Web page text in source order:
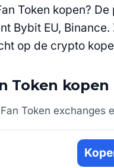
Token kopen?
Bybit EU,
op de crypto
Token kopen
Token exchanges